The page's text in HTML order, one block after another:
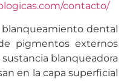
contacto/
dental
pigmentos externos
blanqueadora
en la capa superficial